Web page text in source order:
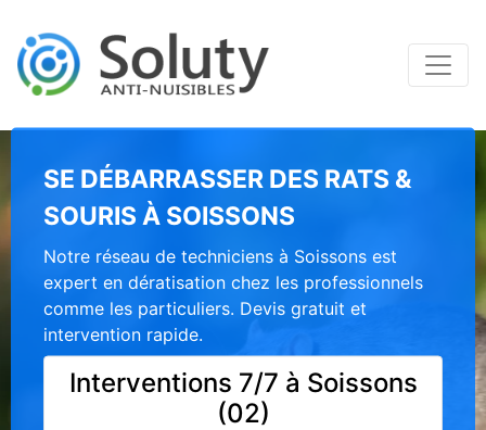
SE DÉBARRASSER DES RATS &
SOURIS À SOISSONS
Notre réseau de techniciens à Soissons est
expert en dératisation chez les professionnels
comme les particuliers. Devis gratuit et
intervention rapide.
Interventions 7/7 à Soissons
(02)